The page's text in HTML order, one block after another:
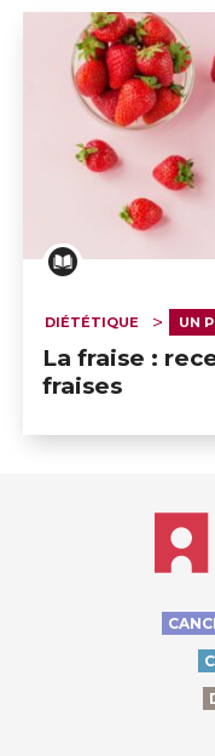
DIÉTÉTIQUE UN
La fraise :
fraises